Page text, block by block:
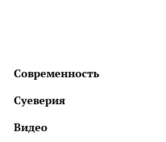
Современность
Суеверия
Видео